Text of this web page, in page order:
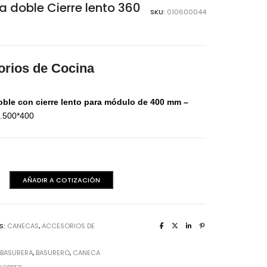
Melaminicas
Italiana
doble Cierre lento 360 SKU: 010600044
de Cocina
con cierre lento para módulo de 400 mm –
AÑADIR A COTIZACIÓN
CANECAS,ACCESORIOS DE
BASURERA, BASURERO, CANECA